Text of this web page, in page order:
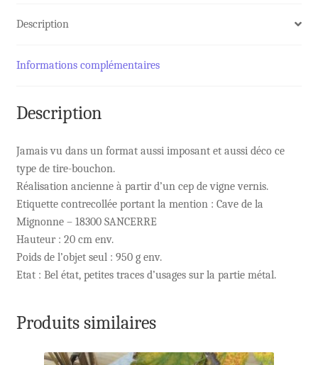
Description
Informations complémentaires
Description
Jamais vu dans un format aussi imposant et aussi déco ce
type de tire-bouchon.
Réalisation ancienne à partir d’un cep de vigne vernis.
Etiquette contrecollée portant la mention : Cave de la
Mignonne – 18300 SANCERRE
Hauteur : 20 cm env.
Poids de l’objet seul : 950 g env.
Etat : Bel état, petites traces d’usages sur la partie métal.
Produits similaires